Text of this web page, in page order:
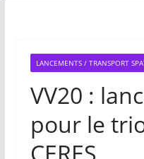
LANCEMENTS / TRANSPORT
VV20 :
pour le